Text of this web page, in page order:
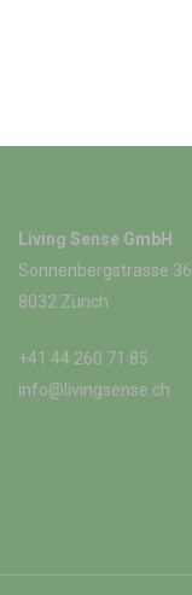
Living Sense GmbH
Sonnenbergstrasse 36
8032 Zürich
+41 44 260 71 85
info@livingsense.ch